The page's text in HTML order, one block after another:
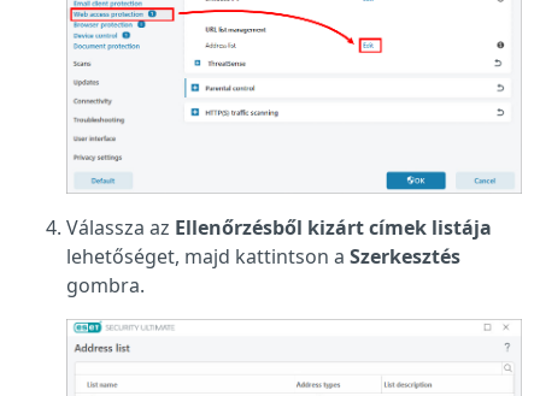
Válassza az Ellenőrzésből kizárt címek listája
lehetőséget, majd kattintson a Szerkesztés
gombra.